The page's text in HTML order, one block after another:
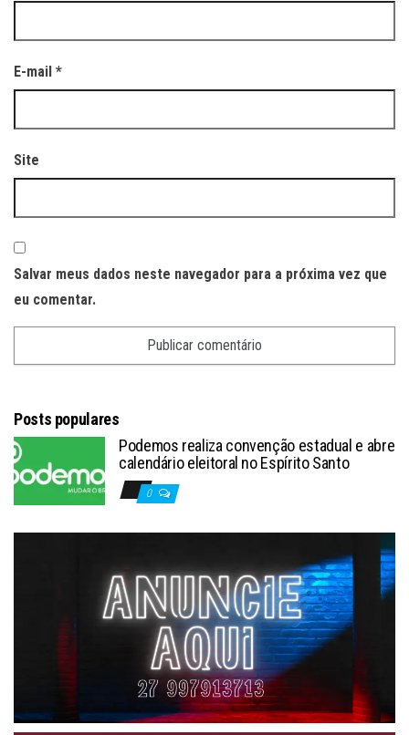
E-mail *
Site
Salvar meus dados neste navegador para a próxima vez que
eu comentar.
Posts populares
Podemos realiza convenção estadual e abre
calendário eleitoral no Espírito Santo
0